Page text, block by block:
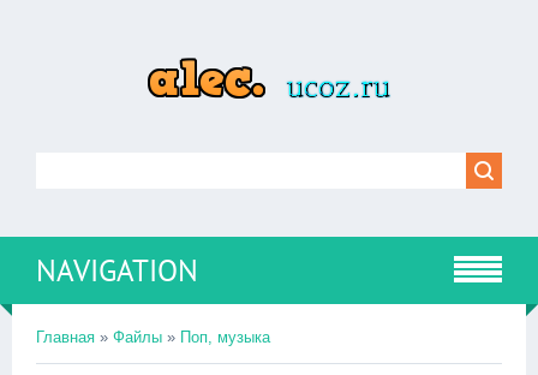
NAVIGATION
Главная » Файлы » Поп, музыка